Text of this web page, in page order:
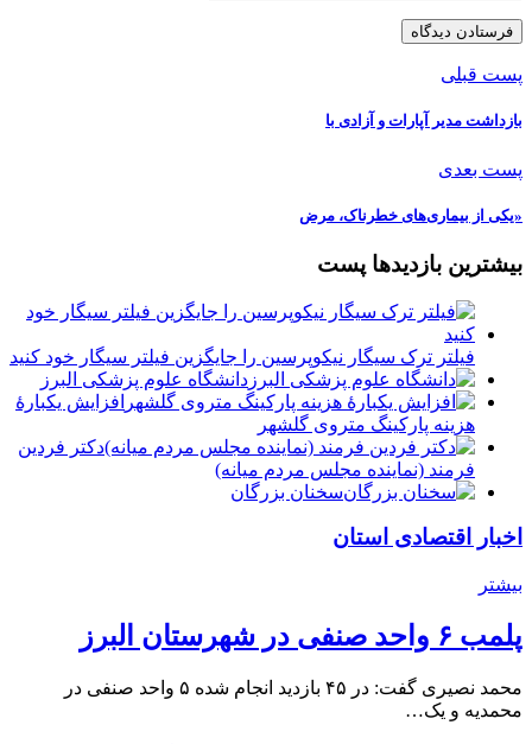
پست قبلی
بازداشت مدیر آپارات و آزادی با
پست بعدی
«یکی از بیمارى‌هاى خطرناک، مرض
بیشترین بازدیدها پست
فیلتر ترک سیگار نیکوپرسین را جایگزین فیلتر سیگار خود کنید
دانشگاه علوم پزشکی البرز
افزایش یکبارۀ
هزینه پارکینگ متروی گلشهر
دكتر فردين
فرمند (نماينده مجلس مردم میانه)
سخنان بزرگان
اخبار اقتصادی استان
بیشتر
پلمب ۶ واحد صنفی در شهرستان البرز
محمد نصیری گفت: در ۴۵ بازدید انجام شده ۵ واحد صنفی در
محمدیه و یک…